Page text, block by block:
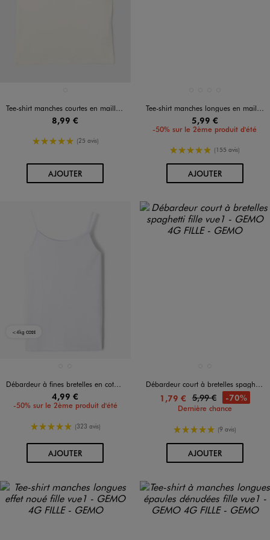
Tee-shirt manches courtes en maille côtelée avec col dentelle fille
8,99 €
5/5 de moyenne
(25 avis)
AJOUTERAU PANIER
Tee-shirt manches longues en maille côtelée fille
5,99 €
-50% sur le 2ème produit d'été
5/5 de moyenne
(155 avis)
AJOUTERAU PANIER
<4kg CO2E
Débardeur à fines bretelles en coton stretch fille
4,99 €
-50% sur le 2ème produit d'été
5/5 de moyenne
(323 avis)
AJOUTERAU PANIER
Débardeur court à bretelles spaghetti fille
1,79 € 5,99 € -70%
Dernière chance
5/5 de moyenne
(9 avis)
AJOUTERAU PANIER